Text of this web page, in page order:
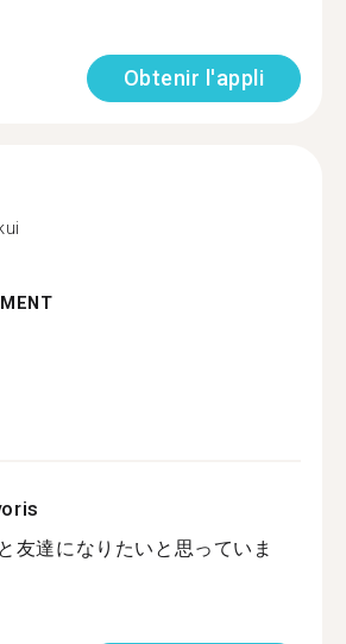
Obtenir l'appli
友達になりたいと思っていま